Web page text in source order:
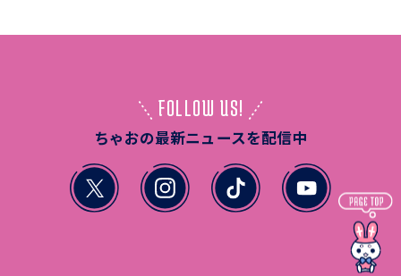
FOLLOW US!
ちゃおの最新ニュースを配信中